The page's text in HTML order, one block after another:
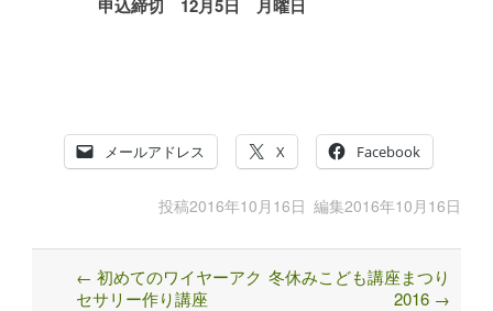
申込締切
12月5日 月曜日
メールアドレス X Facebook
投稿2016年10月16日 編集2016年10月16日
Post
navigation
← 初めてのワイヤーアク
セサリー作り講座
冬休みこども講座まつり
2016 →